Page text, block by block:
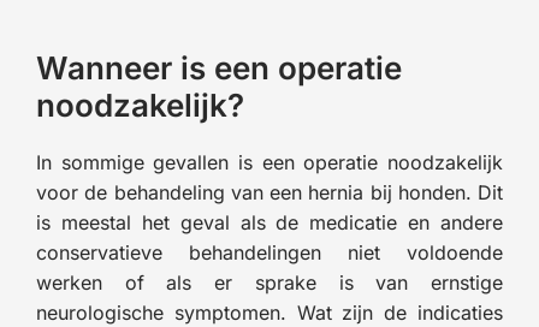
Wanneer is een operatie
noodzakelijk?
In sommige gevallen is een operatie noodzakelijk
voor de behandeling van een hernia bij honden. Dit
is meestal het geval als de medicatie en andere
conservatieve behandelingen niet voldoende
werken of als er sprake is van ernstige
neurologische symptomen. Wat zijn de indicaties